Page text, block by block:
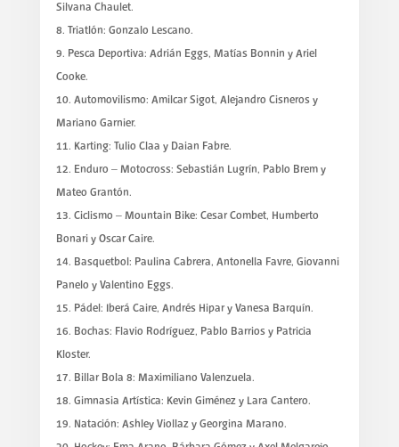
Silvana Chaulet.
Triatlón: Gonzalo Lescano.
Pesca Deportiva: Adrián Eggs, Matías Bonnin y Ariel
Cooke.
Automovilismo: Amilcar Sigot, Alejandro Cisneros y
Mariano Garnier.
Karting: Tulio Claa y Daian Fabre.
Enduro – Motocross: Sebastián Lugrín, Pablo Brem y
Mateo Grantón.
Ciclismo – Mountain Bike: Cesar Combet, Humberto
Bonari y Oscar Caire.
Basquetbol: Paulina Cabrera, Antonella Favre, Giovanni
Panelo y Valentino Eggs.
Pádel: Iberá Caire, Andrés Hipar y Vanesa Barquín.
Bochas: Flavio Rodríguez, Pablo Barrios y Patricia
Kloster.
Billar Bola 8: Maximiliano Valenzuela.
Gimnasia Artística: Kevin Giménez y Lara Cantero.
Natación: Ashley Viollaz y Georgina Marano.